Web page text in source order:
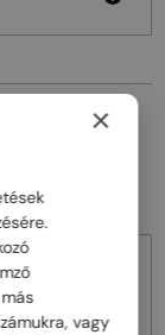
-22%
×
vagy